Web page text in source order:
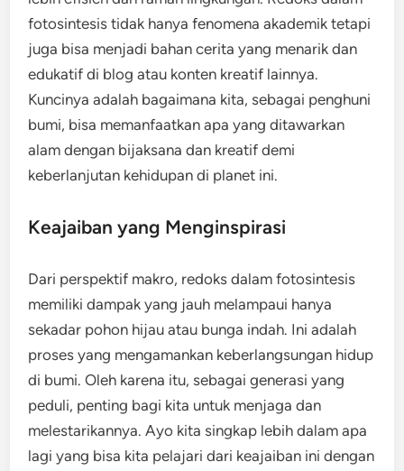
fotosintesis tidak hanya fenomena akademik tetapi
juga bisa menjadi bahan cerita yang menarik dan
edukatif di blog atau konten kreatif lainnya.
Kuncinya adalah bagaimana kita, sebagai penghuni
bumi, bisa memanfaatkan apa yang ditawarkan
alam dengan bijaksana dan kreatif demi
keberlanjutan kehidupan di planet ini.
Keajaiban yang Menginspirasi
Dari perspektif makro, redoks dalam fotosintesis
memiliki dampak yang jauh melampaui hanya
sekadar pohon hijau atau bunga indah. Ini adalah
proses yang mengamankan keberlangsungan hidup
di bumi. Oleh karena itu, sebagai generasi yang
peduli, penting bagi kita untuk menjaga dan
melestarikannya. Ayo kita singkap lebih dalam apa
lagi yang bisa kita pelajari dari keajaiban ini dengan